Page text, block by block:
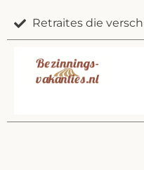
naar
de
inhoud
Retraites die